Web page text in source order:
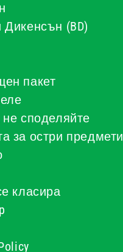
Дикенсън (BD)
пакет
не споделяйте
за остри предмети
класира